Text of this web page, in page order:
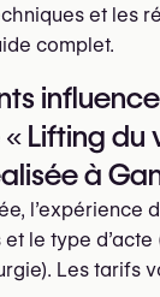
et les
complet.
Lifting du
à
l’expérience
le type d’acte
Les tarifs